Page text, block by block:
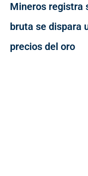
Mineros registra
bruta se dispara
precios del oro